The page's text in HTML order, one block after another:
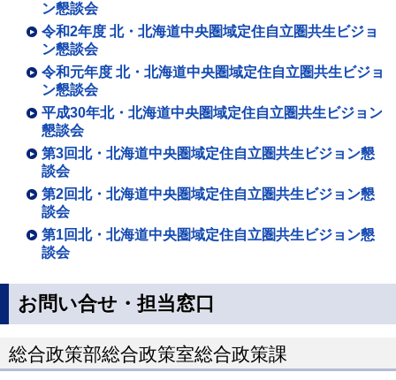
ン懇談会
令和2年度 北・北海道中央圏域定住自立圏共生ビジョ
ン懇談会
令和元年度 北・北海道中央圏域定住自立圏共生ビジョ
ン懇談会
平成30年北・北海道中央圏域定住自立圏共生ビジョン
懇談会
第3回北・北海道中央圏域定住自立圏共生ビジョン懇
談会
第2回北・北海道中央圏域定住自立圏共生ビジョン懇
談会
第1回北・北海道中央圏域定住自立圏共生ビジョン懇
談会
お問い合せ・担当窓口
総合政策部総合政策室総合政策課